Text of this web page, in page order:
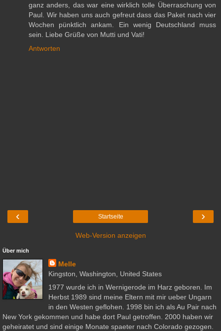
ganz anders, das war eine wirklich tolle Überraschung von
Paul. Wir haben uns auch gefreut dass das Paket nach vier
Wochen pünktlich ankam. Ein wenig Deutschland muss
sein. Liebe Grüße von Mutti und Vati!
Antworten
‹ ›
Startseite
Web-Version anzeigen
Über mich
Melle
Kingston, Washington, United States
1977 wurde ich in Wernigerode im Harz geboren. Im
Herbst 1989 sind meine Eltern mit mir ueber Ungarn
in den Westen geflohen. 1998 bin ich als Au Pair nach
New York gekommen und habe dort Paul getroffen. 2000 haben wir
geheiratet und sind einige Monate spaeter nach Colorado gezogen.